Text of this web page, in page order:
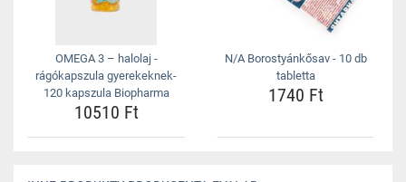
OMEGA 3 – halolaj -
rágókapszula gyerekeknek-
120 kapszula Biopharma
10510 Ft
N/A Borostyánkősav - 10 db
tabletta
1740 Ft